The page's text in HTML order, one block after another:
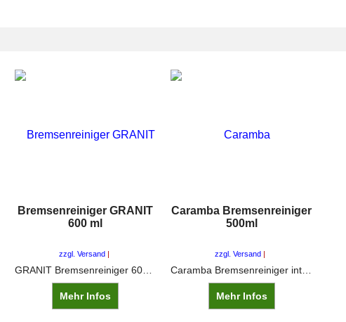
Bremsenreiniger GRANIT
600 ml
zzgl. Versand
GRANIT Bremsenreiniger 600 ml zur Reinigung von Bremsen, Kupplungen, Motoren und Hydraulikteilen. Entfernt Öl, Fett, Harz und Schmutz, rückstandsfrei.
Mehr Infos
Caramba Bremsenreiniger
500ml
zzgl. Versand
Mehr Infos